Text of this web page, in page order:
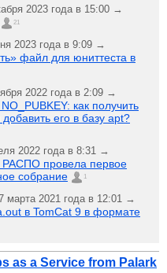
2023 года в 15:00 →
21
2023 года в 9:09 →
файл для юниттеста в
2022 года в 2:09 →
как получить
его в базу apt?
2022 года в 8:31 →
РАСПО провела первое
собрание
1
марта 2021 года в 12:01 →
в TomCat 9 в формате
as a Service from Palark